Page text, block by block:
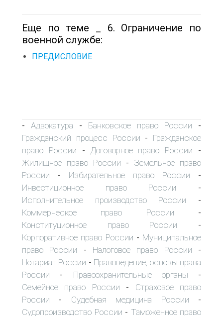
Еще по теме _ 6. Ограничение по
военной службе:
ПРЕДИСЛОВИЕ
- Адвокатура - Банковское право России -
Гражданский процесс России - Гражданское
право России - Договорное право России -
Жилищное право России - Земельное право
России - Избирательное право России -
Инвестиционное право России -
Исполнительное производство России -
Коммерческое право России -
Конституционное право России -
Корпоративное право России - Муниципальное
право России - Налоговое право России -
Нотариат России - Правоведение, основы права
России - Правоохранительные органы -
Семейное право России - Страховое право
России - Судебная медицина России -
Судопроизводство России - Таможенное право